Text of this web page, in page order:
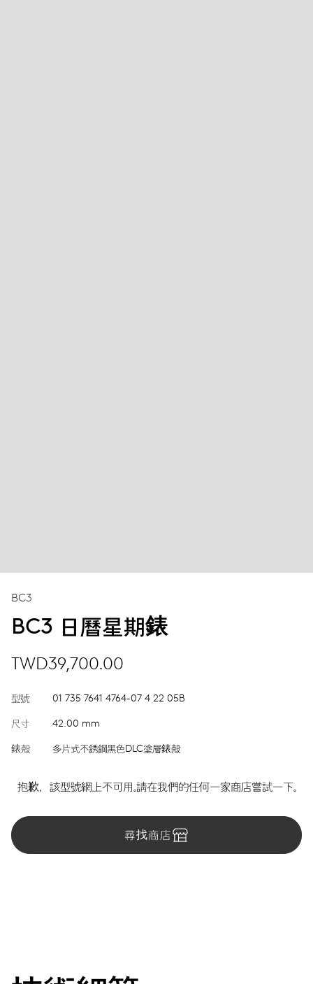
BC3
BC3 日曆星期錶
TWD39,700.00
型號 01 735 7641 4764-07 4 22 05B
尺寸 42.00 mm
錶殼 多片式不銹鋼黑色DLC塗層錶殼
抱歉，該型號網上不可用。請在我們的任何一家商店嘗試一下。
尋找商店